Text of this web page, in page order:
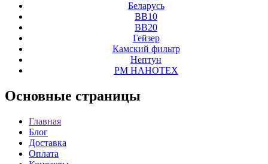
Беларусь
ВВ10
ВВ20
Гейзер
Камский фильтр
Нептун
РМ НАНОТЕХ
Основные страницы
Главная
Блог
Доставка
Оплата